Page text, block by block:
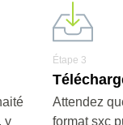
y
Étape 3
Attendez
format sxc